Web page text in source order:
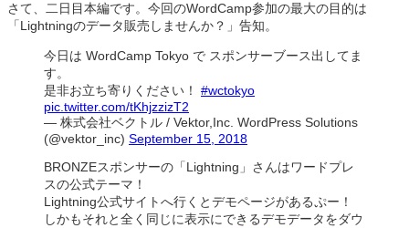
さて、二日目本編です。今回のWordCamp参加の最大の目的は
「Lightningのデータ販売しませんか？」告知。
今日は WordCamp Tokyo で スポンサーブース出してま
す。
是非お立ち寄りください！ #wctokyo
pic.twitter.com/tKhjzzizT2
— 株式会社ベクトル / Vektor,Inc. WordPress Solutions
(@vektor_inc) September 15, 2018
BRONZEスポンサーの「Lightning」さんはワードプレ
スの公式テーマ！
Lightning公式サイトへ行くとデモページがあるぷー！
しかもそれと全く同じに表示にできるデモデータをダウ